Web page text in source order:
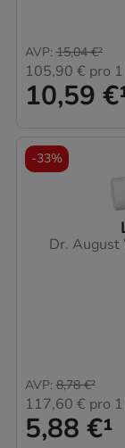
10,59 €
AVP: 15,04 €²
105,90 € pro
Dr. August
5,88 €¹
AVP: 8,78 €²
117,60 € pro
-33%